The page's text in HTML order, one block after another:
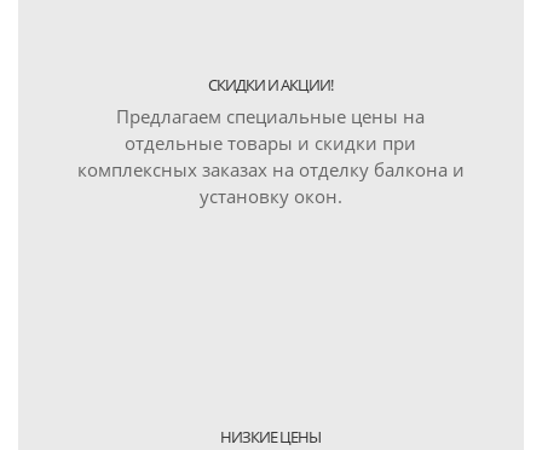
СКИДКИ И АКЦИИ!
Предлагаем специальные цены на
отдельные товары и скидки при
комплексных заказах на отделку балкона и
установку окон.
НИЗКИЕ ЦЕНЫ